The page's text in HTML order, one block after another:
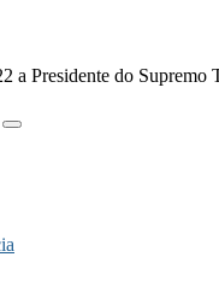
a Presidente do